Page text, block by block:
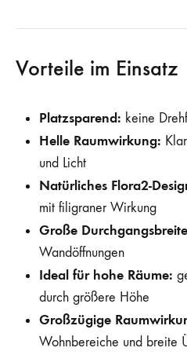
Vorteile im Einsatz
Platzsparend: keine
Helle Raumwirkung:
und Licht
Natürliches Flora2-
mit filigraner Wirkung
Große
Wandöffnungen
Ideal für hohe Räume:
durch größere Höhe
Großzügige
Wohnbereiche und breite